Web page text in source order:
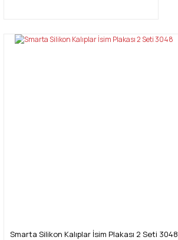
Smarta Silikon Kalıplar İsim Plakası 2 Seti 3048